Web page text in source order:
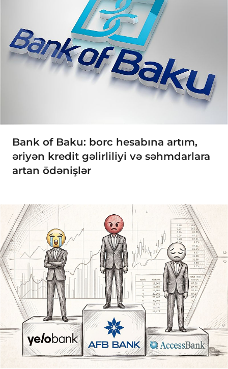
Bank of Baku: borc hesabına artım,
əriyən kredit gəlirliliyi və səhmdarlara
artan ödənişlər